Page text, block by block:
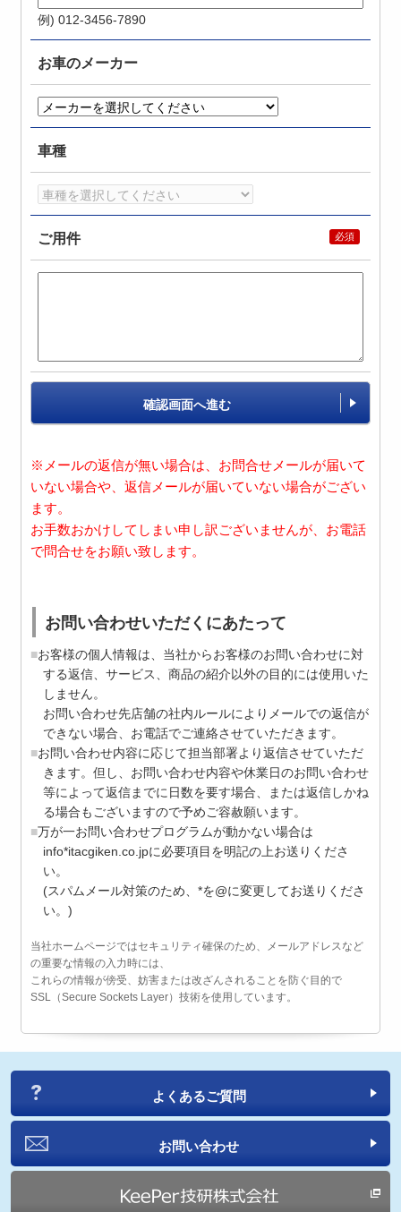
例) 012-3456-7890
お車のメーカー
車種
ご用件
確認画面へ進む
※メールの返信が無い場合は、お問合せメールが届いて
いない場合や、返信メールが届いていない場合がござい
ます。
お手数おかけしてしまい申し訳ございませんが、お電話
で問合せをお願い致します。
お問い合わせいただくにあたって
お客様の個人情報は、当社からお客様のお問い合わせに対
する返信、サービス、商品の紹介以外の目的には使用いた
しません。
お問い合わせ先店舗の社内ルールによりメールでの返信が
できない場合、お電話でご連絡させていただきます。
お問い合わせ内容に応じて担当部署より返信させていただ
きます。但し、お問い合わせ内容や休業日のお問い合わせ
等によって返信までに日数を要す場合、または返信しかね
る場合もございますので予めご容赦願います。
万が一お問い合わせプログラムが動かない場合は
info*itacgiken.co.jpに必要項目を明記の上お送りくださ
い。
(スパムメール対策のため、*を@に変更してお送りくださ
い。)
当社ホームページではセキュリティ確保のため、メールアドレスなど
の重要な情報の入力時には、
これらの情報が傍受、妨害または改ざんされることを防ぐ目的で
SSL（Secure Sockets Layer）技術を使用しています。
よくあるご質問
お問い合わせ